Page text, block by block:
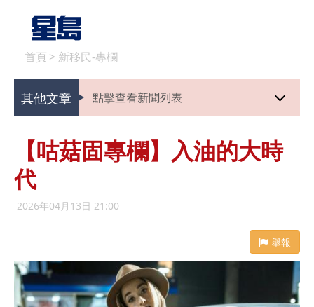
首頁 > 新移民-專欄
其他文章 點擊查看新聞列表
【咕菇固專欄】入油的大時
代
2026年04月13日 21:00
舉報